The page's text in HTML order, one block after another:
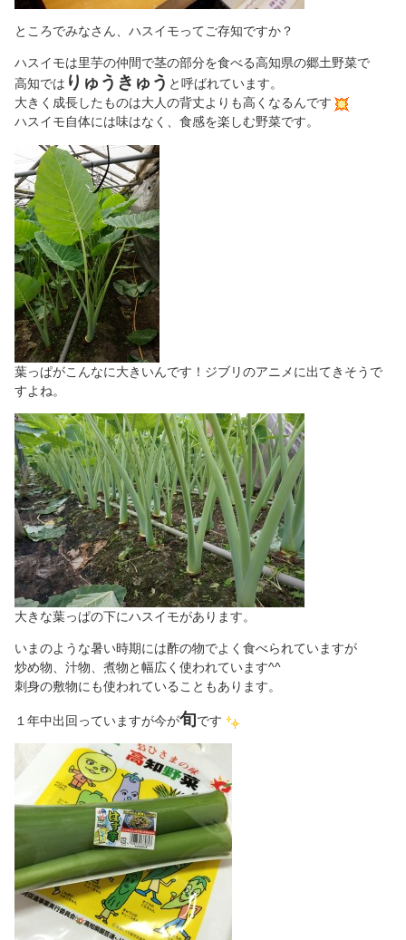
ところでみなさん、ハスイモってご存知ですか？
ハスイモは里芋の仲間で茎の部分を食べる高知県の郷土野菜で
高知では りゅうきゅう と呼ばれています。
大きく成長したものは大人の背丈よりも高くなるんです
ハスイモ自体には味はなく、食感を楽しむ野菜です。
葉っぱがこんなに大きいんです！ジブリのアニメに出てきそうで
すよね。
大きな葉っぱの下にハスイモがあります。
いまのような暑い時期には酢の物でよく食べられていますが
炒め物、汁物、煮物と幅広く使われています^^
刺身の敷物にも使われていることもあります。
１年中出回っていますが今が旬です